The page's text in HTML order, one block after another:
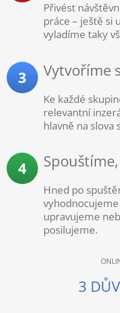
Přivést
práce – ještě si
vyladíme taky
3 Vytvoříme
Ke každé
relevantní
hlavně na slova
4
Hned po
upravujeme
posilujeme.
3